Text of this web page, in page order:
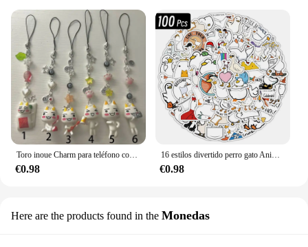
Toro inoue Charm para teléfono con cuentas Estético Hecho a mano
€0.98
16 estilos divertido perro gato Animal Meme impermeable Graffiti pegatina estética decorativa equipaje portátil teléfono álbum de recortes pegatinas para niños
€0.98
Here are the products found in the Monedas